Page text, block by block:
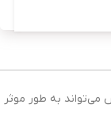
می‌تواند به طور موثر